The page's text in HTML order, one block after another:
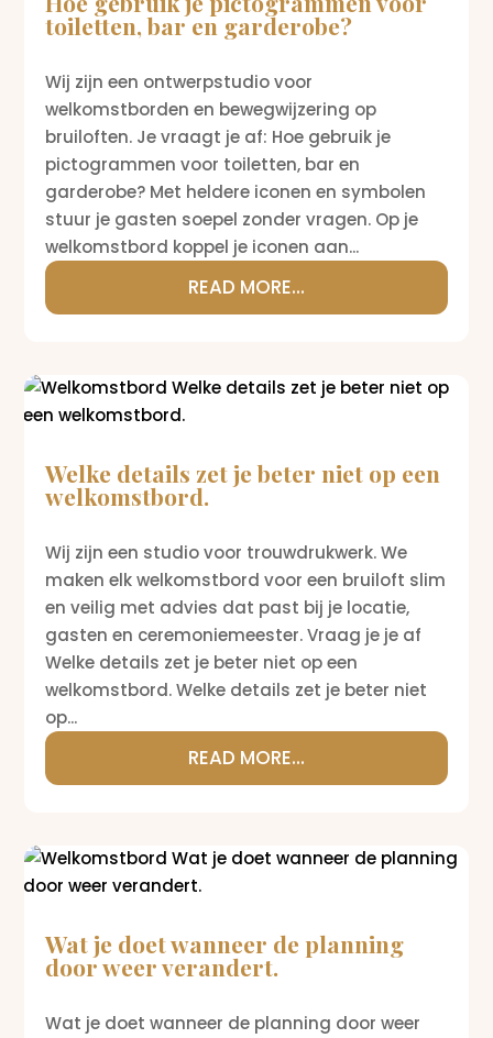
toiletten, bar en garderobe?
Wij zijn een ontwerpstudio voor
welkomstborden en bewegwijzering op
bruiloften. Je vraagt je af: Hoe gebruik je
pictogrammen voor toiletten, bar en
garderobe? Met heldere iconen en symbolen
stuur je gasten soepel zonder vragen. Op je
welkomstbord koppel je iconen aan...
READ MORE...
Welke details zet je beter niet op een
welkomstbord.
Wij zijn een studio voor trouwdrukwerk. We
maken elk welkomstbord voor een bruiloft slim
en veilig met advies dat past bij je locatie,
gasten en ceremoniemeester. Vraag je je af
Welke details zet je beter niet op een
welkomstbord. Welke details zet je beter niet
op...
READ MORE...
Wat je doet wanneer de planning
door weer verandert.
Wat je doet wanneer de planning door weer